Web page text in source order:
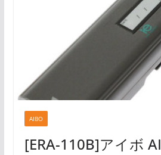
AIBO
[ERA-110B]アイボ